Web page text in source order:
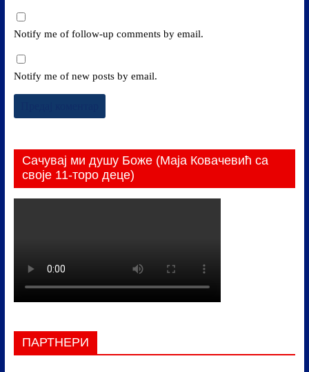
Notify me of follow-up comments by email.
Notify me of new posts by email.
Сачувај ми душу Боже (Маја Ковачевић са
своје 11-торо деце)
ПАРТНЕРИ